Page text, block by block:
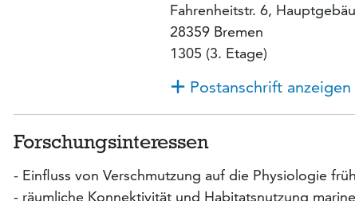
Fahrenheitstr. 6,
28359 Bremen
1305 (3. Etage)
Postanschrift anzeigen
Forschungsinteressen
- Einfluss von Verschmutzung auf die Physiologie
- räumliche Konnektivität und Habitatsnutzung